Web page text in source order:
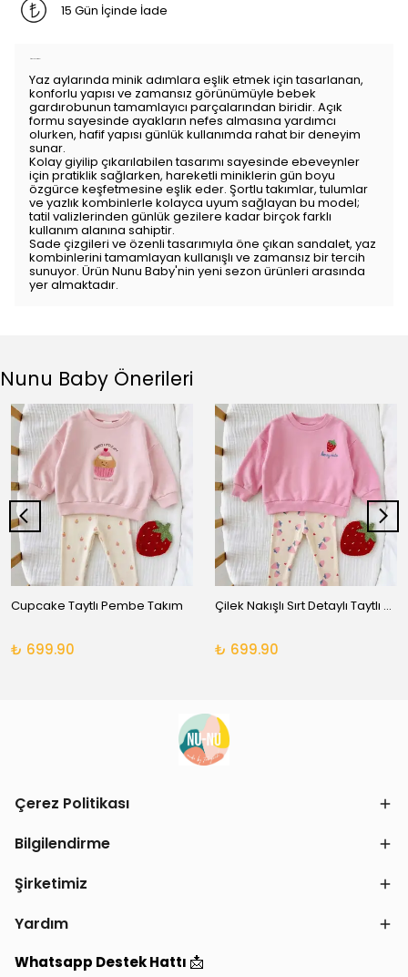
15 Gün İçinde İade
Yaz aylarında minik adımlara eşlik etmek için tasarlanan,
konforlu yapısı ve zamansız görünümüyle bebek
gardırobunun tamamlayıcı parçalarından biridir. Açık
formu sayesinde ayakların nefes almasına yardımcı
olurken, hafif yapısı günlük kullanımda rahat bir deneyim
sunar.
Kolay giyilip çıkarılabilen tasarımı sayesinde ebeveynler
için pratiklik sağlarken, hareketli miniklerin gün boyu
özgürce keşfetmesine eşlik eder. Şortlu takımlar, tulumlar
ve yazlık kombinlerle kolayca uyum sağlayan bu model;
tatil valizlerinden günlük gezilere kadar birçok farklı
kullanım alanına sahiptir.
Sade çizgileri ve özenli tasarımıyla öne çıkan sandalet, yaz
kombinlerini tamamlayan kullanışlı ve zamansız bir tercih
sunuyor. Ürün Nunu Baby'nin yeni sezon ürünleri arasında
yer almaktadır.
Nunu Baby Önerileri
Cupcake Taytlı Pembe Takım
₺ 699.90
Çilek Nakışlı Sırt Detaylı Taytlı Takım
₺ 699.90
Çerez Politikası
Bilgilendirme
Şirketimiz
Yardım
Whatsapp Destek Hattı 📩